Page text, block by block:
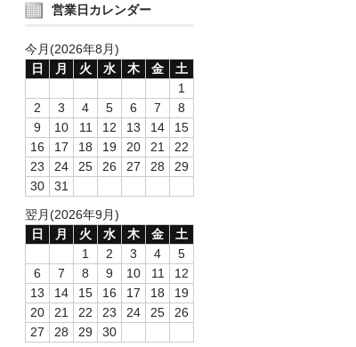
営業日カレンダー
今月(2026年8月)
日
月 火 水 木 金
土
1
2
3 4 5 6 7
8
9
10 11 12 13 14
15
16
17 18 19 20 21
22
23
24 25 26 27 28
29
30
31
翌月(2026年9月)
日
月 火 水 木 金
土
1
2 3 4
5
6
7 8 9 10 11
12
13
14 15 16 17 18
19
20
21 22 23 24 25
26
27
28 29
30